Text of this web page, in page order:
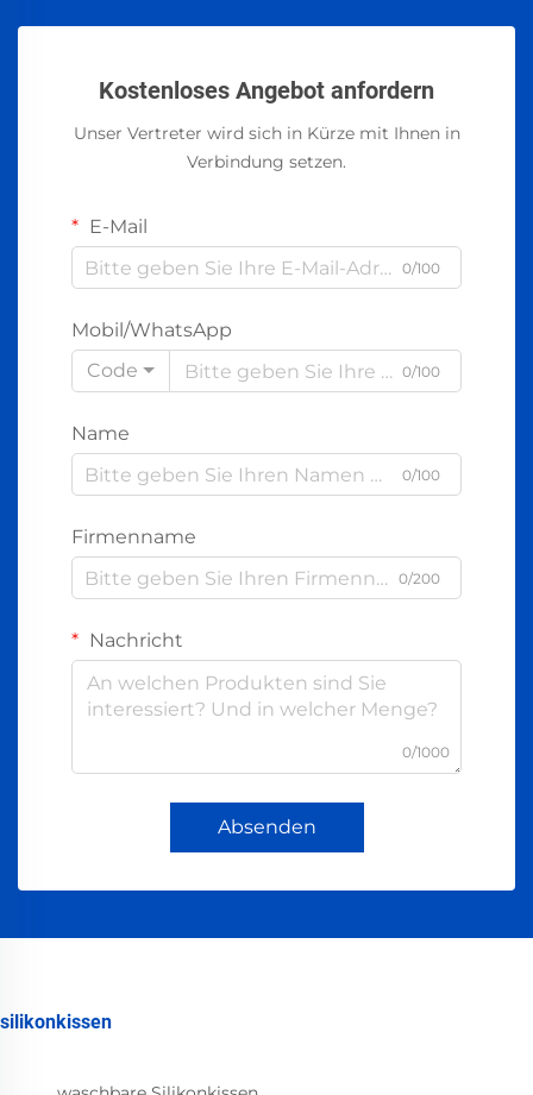
Kostenloses Angebot anfordern
Unser Vertreter wird sich in Kürze mit Ihnen in
Verbindung setzen.
E-Mail
0/100
Mobil/WhatsApp
Code
0/100
Name
0/100
Firmenname
0/200
Nachricht
0/1000
Absenden
silikonkissen